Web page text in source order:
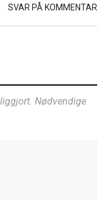
SVAR PÅ KOMMENTAR
Nødvendige